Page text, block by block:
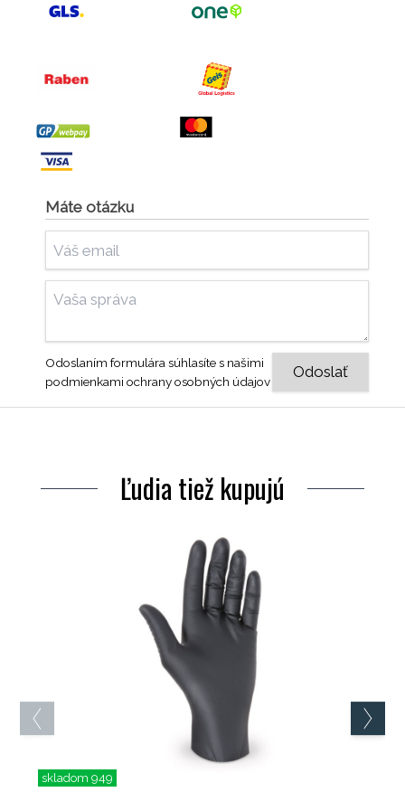
Máte otázku
Odoslaním formulára súhlasíte s našimi
podmienkami ochrany osobných údajov
Ľudia tiež kupujú
skladom 949